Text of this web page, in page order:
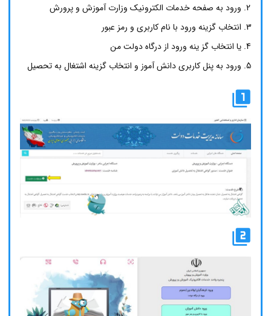
ورود به صفحه خدمات الکترونیک وزارت آموزش و پرورش
انتخاب گزینه ورود با نام کاربری و رمز عبور
یا انتخاب گز ینه ورود از درگاه دولت من
ورود به پنل کاربری دانش آموز و انتخاب گزینه اشتغال به تحصیل